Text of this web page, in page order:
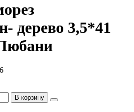
дерево 3,5*41
В корзину